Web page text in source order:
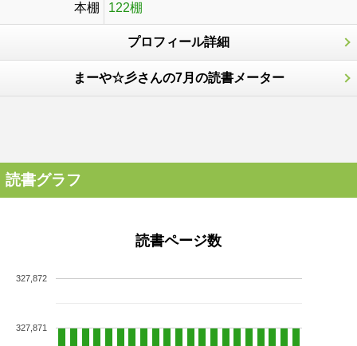
本棚 122棚
プロフィール詳細
まーや☆彡さんの7月の読書メーター
読書グラフ
読書ページ数
327,871
327,872